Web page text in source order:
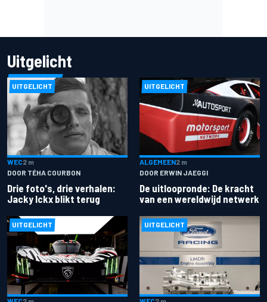
Uitgelicht
UITGELICHT
WEC2 m
DOOR TÉHA COURBON
Drie foto's, drie verhalen:
Jacky Ickx blikt terug
UITGELICHT
ALGEMEEN2 m
DOOR ERWIN JAEGGI
De uitloopronde: De kracht
van een wereldwijd netwerk
UITGELICHT UITGELICHT